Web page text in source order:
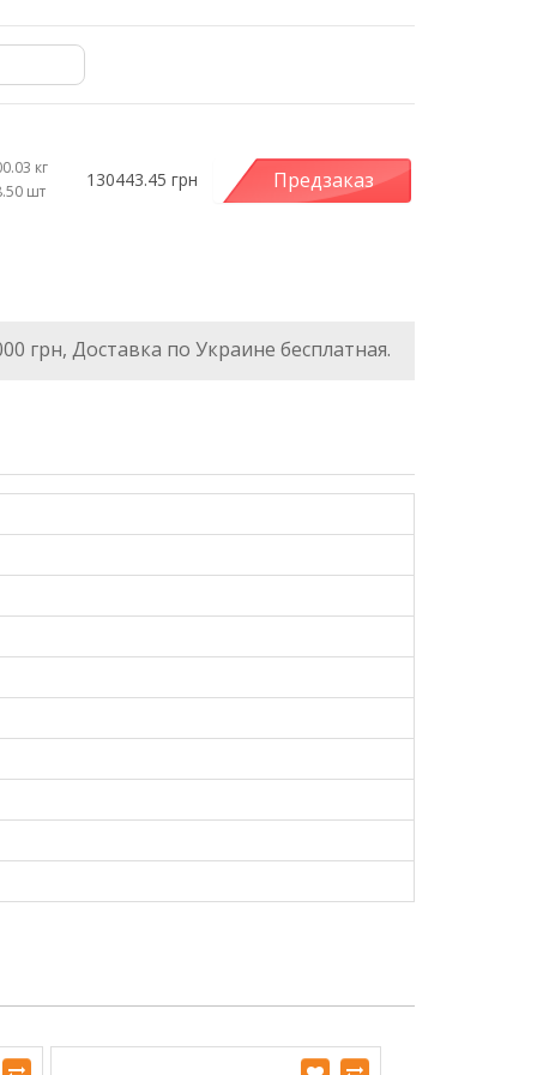
кг
шт
130443.45 грн Предзаказ
грн, Доставка по Украине бесплатная.